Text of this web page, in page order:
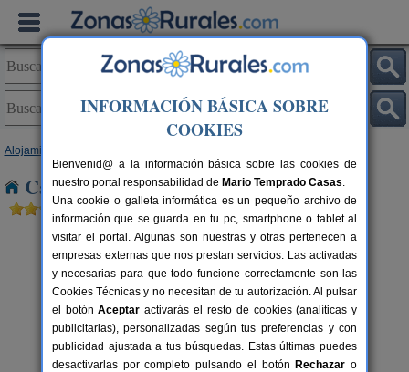
Alojamientos
Casas Rurales cerca de Corredoiras
2-14+3 pers.
desde36 €
Casa de Verdes
Cundíns (A Coruña)
INFORMACIÓN BÁSICA SOBRE
COOKIES
Bienvenid@ a la información básica sobre las cookies de
nuestro portal responsabilidad de Mario Temprado Casas.
Una cookie o galleta informática es un pequeño archivo de
información que se guarda en tu pc, smartphone o tablet al
visitar el portal. Algunas son nuestras y otras pertenecen a
empresas externas que nos prestan servicios. Las activadas
y necesarias para que todo funcione correctamente son las
Cookies Técnicas y no necesitan de tu autorización. Al pulsar
el botónAceptar activarás el resto de cookies (analíticas y
publicitarias), personalizadas según tus preferencias y con
publicidad ajustada a tus búsquedas. Estas últimas puedes
desactivarlas por completo pulsando el botón Rechazar o